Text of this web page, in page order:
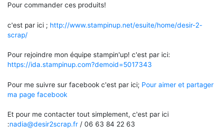
Pour commander ces produits!
c'est par ici ; http://www.stampinup.net/esuite/home/desir-2-
scrap/
Pour rejoindre mon équipe stampin'up! c'est par ici:
https://ida.stampinup.com?demoid=5017343
Pour me suivre sur facebook c'est par ici; Pour aimer et partager
ma page facebook
Et pour me contacter tout simplement, c'est par ici
:nadia@desir2scrap.fr / 06 63 84 22 63